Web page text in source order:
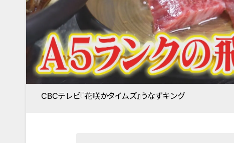
CBCテレビ『花咲かタイムズ』うなずキング